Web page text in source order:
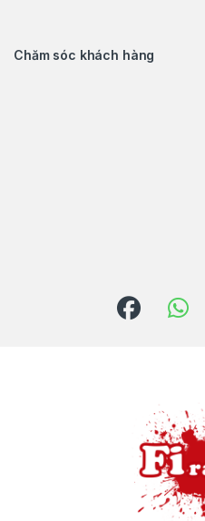
Chăm sóc khách hàng